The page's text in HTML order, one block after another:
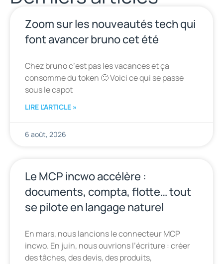
Zoom sur les nouveautés tech qui
font avancer bruno cet été
Chez bruno c’est pas les vacances et ça
consomme du token 🙂 Voici ce qui se passe
sous le capot
LIRE L'ARTICLE »
6 août, 2026
Le MCP incwo accélère :
documents, compta, flotte… tout
se pilote en langage naturel
En mars, nous lancions le connecteur MCP
incwo. En juin, nous ouvrions l’écriture : créer
des tâches, des devis, des produits,